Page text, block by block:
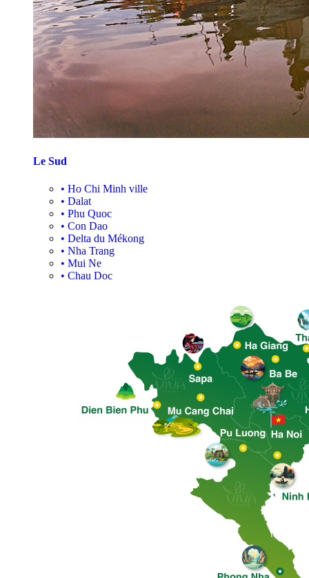
Le Sud
• Ho Chi Minh ville
• Dalat
• Phu Quoc
• Con Dao
• Delta du Mékong
• Nha Trang
• Mui Ne
• Chau Doc